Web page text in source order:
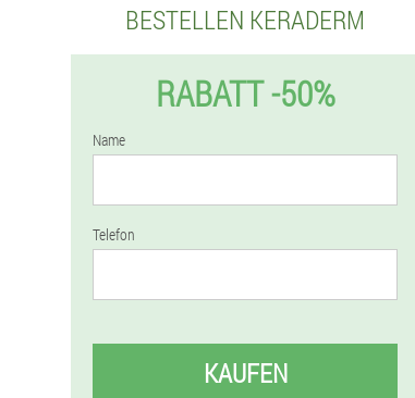
BESTELLEN KERADERM
RABATT -50%
Name
Telefon
KAUFEN